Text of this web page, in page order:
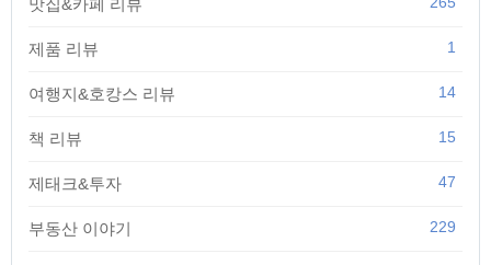
맛집&카페 리뷰
제품 리뷰 1
여행지&호캉스 리뷰 14
책 리뷰 15
제태크&투자 47
부동산 이야기 229